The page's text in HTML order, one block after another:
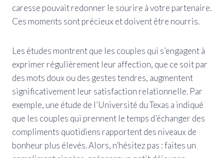
caresse pouvait redonner le sourire à votre partenaire.
Ces moments sont précieux et doivent être nourris.
Les études montrent que les couples qui s’engagent à
exprimer régulièrement leur affection, que ce soit par
des mots doux ou des gestes tendres, augmentent
significativement leur satisfaction relationnelle. Par
exemple, une étude de l’Université du Texas a indiqué
que les couples qui prennent le temps d’échanger des
compliments quotidiens rapportent des niveaux de
bonheur plus élevés. Alors, n’hésitez pas : faites un